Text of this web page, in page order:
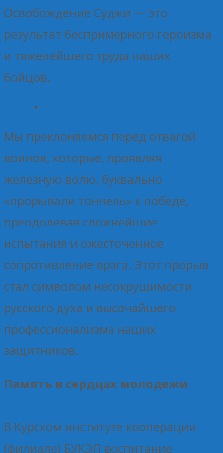
Освобождение Суджи — это
результат беспримерного героизма
и тяжелейшего труда наших
бойцов.
Мы преклоняемся перед отвагой
воинов, которые, проявляя
железную волю, буквально
«прорывали тоннель» к победе,
преодолевая сложнейшие
испытания и ожесточенное
сопротивление врага. Этот прорыв
стал символом несокрушимости
русского духа и высочайшего
профессионализма наших
защитников.
Память в сердцах молодежи
В Курском институте кооперации
(филиале) БУКЭП воспитание